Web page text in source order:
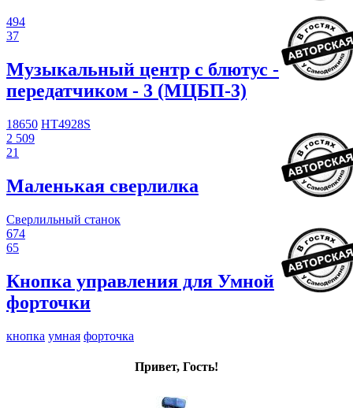
494
37
Музыкальный центр с блютус -
передатчиком - 3 (МЦБП-3)
18650 HT4928S
2 509
21
Маленькая сверлилка
Сверлильный станок
674
65
Кнопка управления для Умной
форточки
кнопка умная форточка
Привет, Гость!